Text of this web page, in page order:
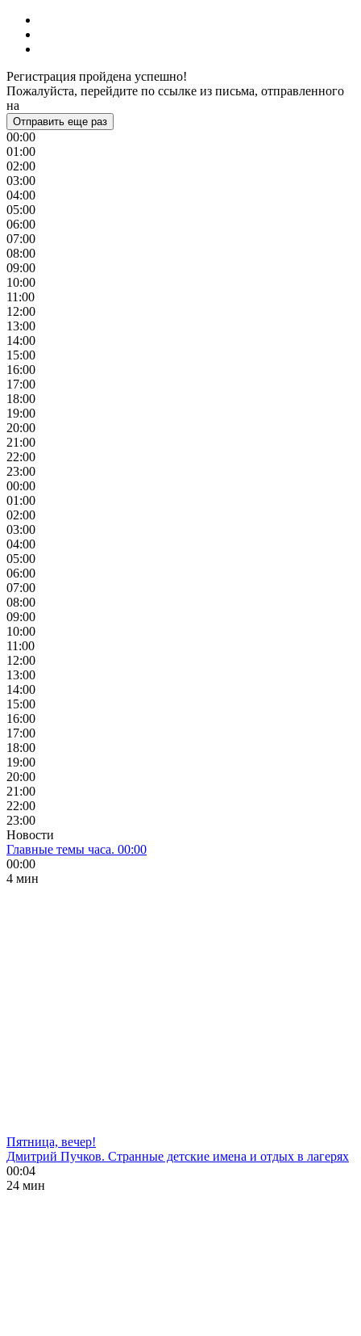
Регистрация пройдена успешно!
Пожалуйста, перейдите по ссылке из письма, отправленного
на
Отправить еще раз
00:00
01:00
02:00
03:00
04:00
05:00
06:00
07:00
08:00
09:00
10:00
11:00
12:00
13:00
14:00
15:00
16:00
17:00
18:00
19:00
20:00
21:00
22:00
23:00
00:00
01:00
02:00
03:00
04:00
05:00
06:00
07:00
08:00
09:00
10:00
11:00
12:00
13:00
14:00
15:00
16:00
17:00
18:00
19:00
20:00
21:00
22:00
23:00
Новости
Главные темы часа. 00:00
00:00
4 мин
Пятница, вечер!
Дмитрий Пучков. Странные детские имена и отдых в лагерях
00:04
24 мин